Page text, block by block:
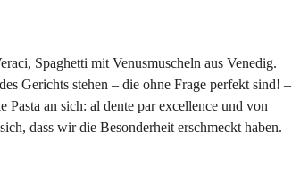
Spaghetti mit Venusmuscheln aus Venedig.
Gerichts stehen – die ohne Frage perfekt sind! –
Pasta an sich: al dente par excellence und von
dass wir die Besonderheit erschmeckt haben.